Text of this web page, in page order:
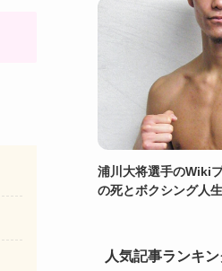
浦川大将選手のWiki
の死とボクシング人
人気記事ランキ